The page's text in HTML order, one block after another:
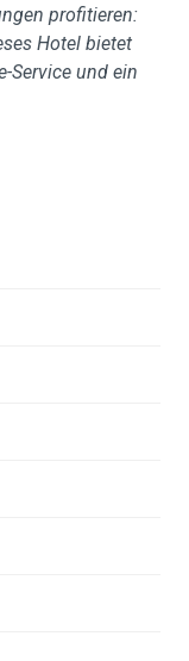
profitieren:
Hotel bietet
Service und ein